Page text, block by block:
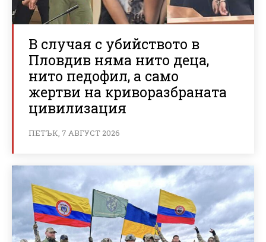
В случая с убийството в
Пловдив няма нито деца,
нито педофил, а само
жертви на криворазбраната
цивилизация
ПЕТЪК, 7 АВГУСТ 2026